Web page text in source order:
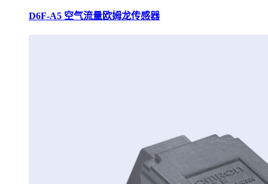
D6F-A5 空气流量欧姆龙传感器